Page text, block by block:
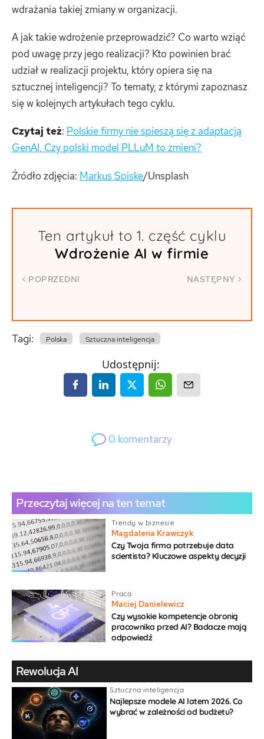
wdrażania takiej zmiany w organizacji.
A jak takie wdrożenie przeprowadzić? Co warto wziąć
pod uwagę przy jego realizacji? Kto powinien brać
udział w realizacji projektu, który opiera się na
sztucznej inteligencji? To tematy, z którymi zapoznasz
się w kolejnych artykułach tego cyklu.
Czytaj też: Polskie firmy nie spieszą się z adaptacją
GenAI, Czy polski model PLLuM to zmieni?
Źródło zdjęcia: Markus Spiske/Unsplash
Ten artykuł to 1. część cyklu
Wdrożenie AI w firmie
< POPRZEDNI NASTĘPNY >
Tagi: Polska Sztuczna inteligencja
Udostępnij:
0 komentarzy
Gość
{} [+]
Przeczytaj więcej na ten temat
Trendy w biznesie
Magdalena Krawczyk
Czy Twoja firma potrzebuje data
scientista? Kluczowe aspekty decyzji
Praca
Maciej Danielewicz
Czy wysokie kompetencje obronią
pracownika przed AI? Badacze mają
odpowiedź
Rewolucja AI
Sztuczna inteligencja
Najlepsze modele AI latem 2026. Co
wybrać w zależności od budżetu?